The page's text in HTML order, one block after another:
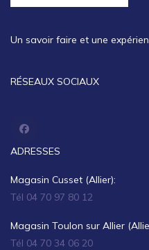
Un savoir faire et une
RÉSEAUX SOCIAUX
ADRESSES
Magasin Cusset (Allier):
Tél 04 70 97 80 12
Magasin Toulon sur Allier
Tél 04 70 34 06 20